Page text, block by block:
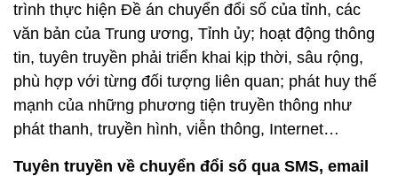
trình thực hiện Đề án chuyển đổi số của tỉnh, các
văn bản của Trung ương, Tỉnh ủy; hoạt động thông
tin, tuyên truyền phải triển khai kịp thời, sâu rộng,
phù hợp với từng đối tượng liên quan; phát huy thế
mạnh của những phương tiện truyền thông như
phát thanh, truyền hình, viễn thông, Internet…
Tuyên truyền về chuyển đổi số qua SMS, email